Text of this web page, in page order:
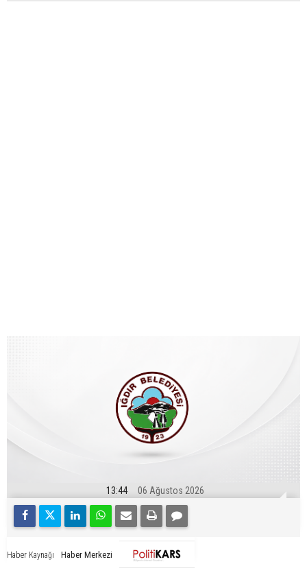
13:44 06 Ağustos 2026
Haber Kaynağı Haber Merkezi